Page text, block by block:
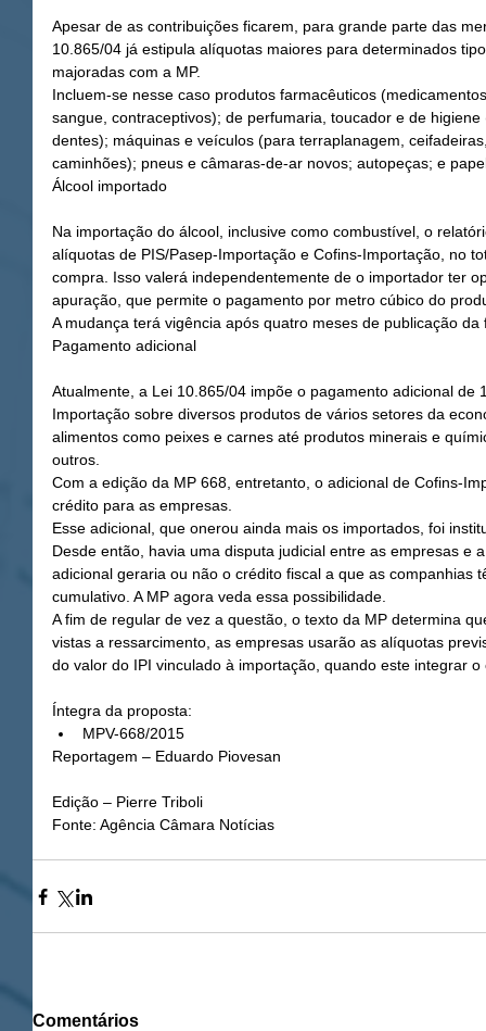
Apesar de as contribuições ficarem, para grande parte das
10.865/04 já estipula alíquotas maiores para determinados
majoradas com a MP.
Incluem-se nesse caso produtos farmacêuticos
sangue, contraceptivos); de perfumaria, toucador e de
dentes); máquinas e veículos (para terraplanagem,
caminhões); pneus e câmaras-de-ar novos; autopeças; e
Álcool importado
Na importação do álcool, inclusive como combustível, o
alíquotas de PIS/Pasep-Importação e Cofins-Importação, no
compra. Isso valerá independentemente de o importador ter
apuração, que permite o pagamento por metro cúbico do
A mudança terá vigência após quatro meses de publicação
Pagamento adicional
Atualmente, a Lei 10.865/04 impõe o pagamento adicional de
Importação sobre diversos produtos de vários setores da
alimentos como peixes e carnes até produtos minerais e
outros.
Com a edição da MP 668, entretanto, o adicional de Cofins-
crédito para as empresas.
Esse adicional, que onerou ainda mais os importados, foi
Desde então, havia uma disputa judicial entre as empresas e
adicional geraria ou não o crédito fiscal a que as companhias
cumulativo. A MP agora veda essa possibilidade.
A fim de regular de vez a questão, o texto da MP determina
vistas a ressarcimento, as empresas usarão as alíquotas
do valor do IPI vinculado à importação, quando este integrar
Íntegra da proposta:
MPV-668/2015
Reportagem – Eduardo Piovesan
Edição – Pierre Triboli
Fonte: Agência Câmara Notícias
Comentários